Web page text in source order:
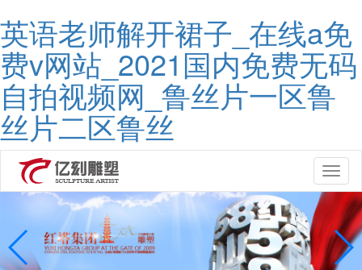
英语老师解开裙子_在线a免
费v网站_2021国内免费无码
自拍视频网_鲁丝片一区鲁
丝片二区鲁丝